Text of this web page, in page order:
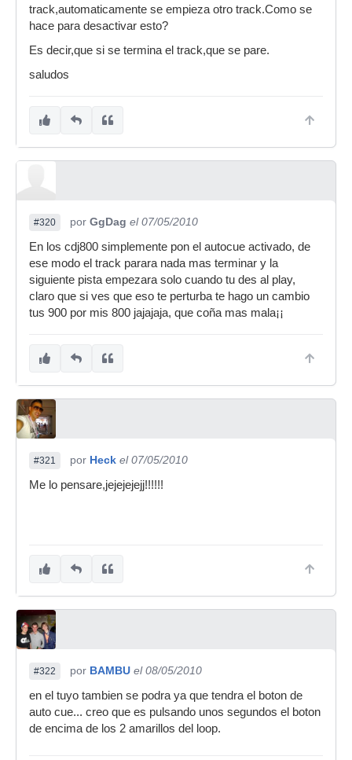
track,automaticamente se empieza otro track.Como se
hace para desactivar esto?
Es decir,que si se termina el track,que se pare.
saludos
#320 por GgDag el 07/05/2010
En los cdj800 simplemente pon el autocue activado, de
ese modo el track parara nada mas terminar y la
siguiente pista empezara solo cuando tu des al play,
claro que si ves que eso te perturba te hago un cambio
tus 900 por mis 800 jajajaja, que coña mas mala¡¡
#321 por Heck el 07/05/2010
Me lo pensare,jejejejejj!!!!!!
#322 por BAMBU el 08/05/2010
en el tuyo tambien se podra ya que tendra el boton de
auto cue... creo que es pulsando unos segundos el boton
de encima de los 2 amarillos del loop.